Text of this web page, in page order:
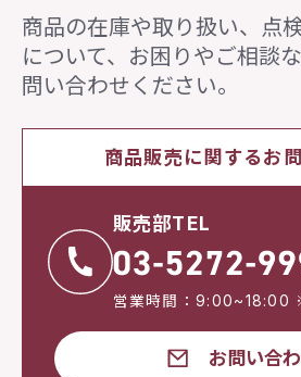
商品の在庫や取り扱い、点
について、 お困りやご相談
問い合わせください。
商品販売に関するお
販売部TEL
営業時間：9:00~18:00
お問い合